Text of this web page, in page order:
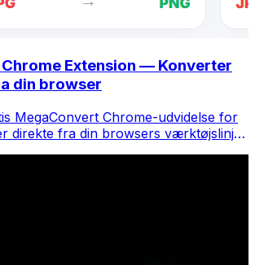
Extension — Konverter
din browser
MegaConvert Chrome-udvidelse for
direkte fra din browsers værktøjslinje.